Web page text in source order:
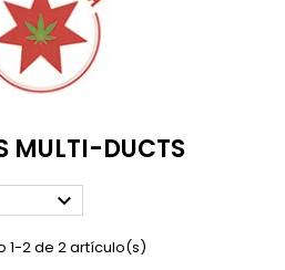
MULTI-DUCTS

1-2 de 2 artículo(s)